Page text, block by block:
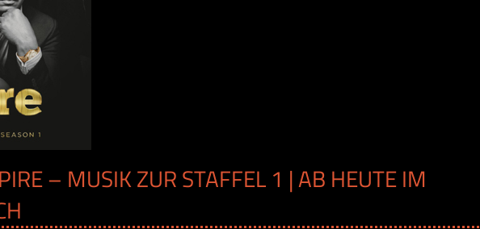
– MUSIK ZUR STAFFEL 1 | AB HEUTE IM